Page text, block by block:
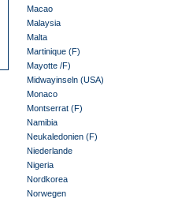
Macao
Malaysia
Malta
Martinique (F)
Mayotte /F)
Midwayinseln (USA)
Monaco
Montserrat (F)
Namibia
Neukaledonien (F)
Niederlande
Nigeria
Nordkorea
Norwegen